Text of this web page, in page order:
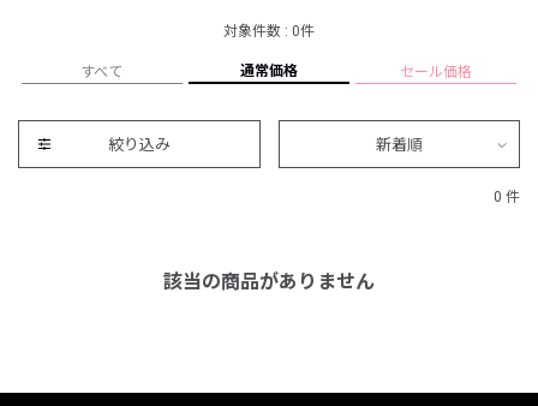
対象件数 : 0件
すべて 通常価格 セール価格
絞り込み 新着順
0 件
該当の商品がありません